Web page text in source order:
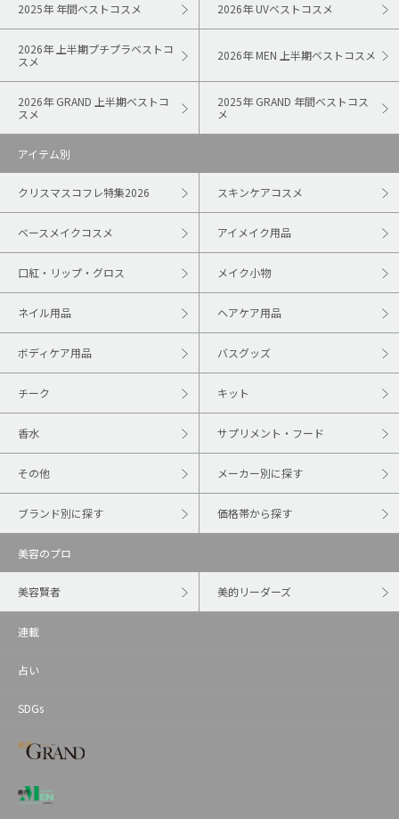
2025年 年間ベストコスメ 2026年 UVベストコスメ
2026年 上半期プチプラベストコ
スメ
2026年 MEN 上半期ベストコスメ
2026年 GRAND 上半期ベストコ
スメ
2025年 GRAND 年間ベストコス
メ
アイテム別
クリスマスコフレ特集2026 スキンケアコスメ
ベースメイクコスメ アイメイク用品
口紅・リップ・グロス メイク小物
ネイル用品 ヘアケア用品
ボディケア用品 バスグッズ
チーク キット
香水 サプリメント・フード
その他 メーカー別に探す
ブランド別に探す 価格帯から探す
美容のプロ
美容賢者 美的リーダーズ
連載
占い
SDGs